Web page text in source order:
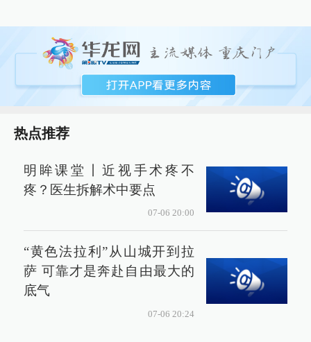
热点推荐
明眸课堂丨近视手术疼不
疼？医生拆解术中要点
07-06 20:00
“黄色法拉利”从山城开到拉
萨 可靠才是奔赴自由最大的
底气
07-06 20:24